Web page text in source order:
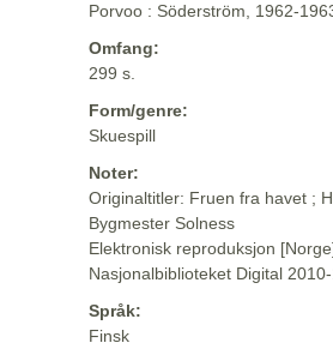
Porvoo : Söderström, 1962-
Omfang:
299 s.
Form/genre:
Skuespill
Noter:
Originaltitler: Fruen fra havet ;
Bygmester Solness
Elektronisk reproduksjon
Nasjonalbiblioteket Digital
Språk:
Finsk